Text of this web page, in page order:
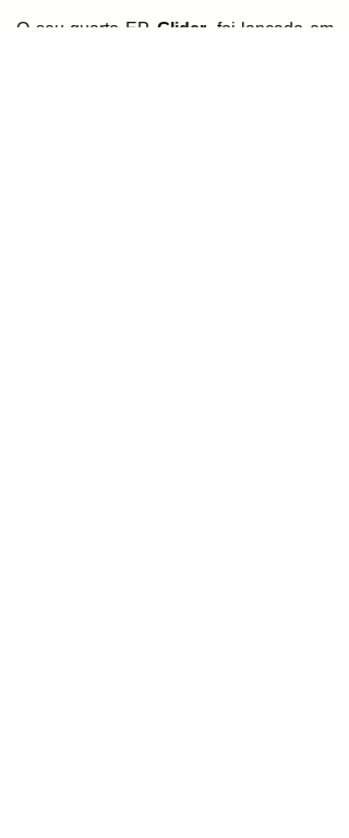
O seu quarto EP,Glider , foi lançado em